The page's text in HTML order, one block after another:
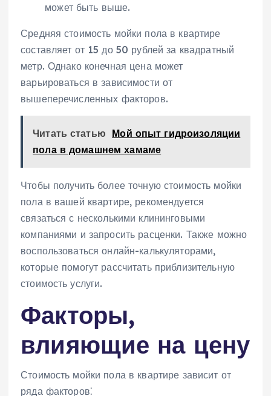
может быть выше.
Средняя стоимость мойки пола в квартире
составляет от 15 до 50 рублей за квадратный
метр. Однако конечная цена может
варьироваться в зависимости от
вышеперечисленных факторов.
Читать статью Мой опыт гидроизоляции
пола в домашнем хамаме
Чтобы получить более точную стоимость мойки
пола в вашей квартире, рекомендуется
связаться с несколькими клининговыми
компаниями и запросить расценки. Также можно
воспользоваться онлайн-калькуляторами,
которые помогут рассчитать приблизительную
стоимость услуги.
Факторы,
влияющие на цену
Стоимость мойки пола в квартире зависит от
ряда факторов⁚